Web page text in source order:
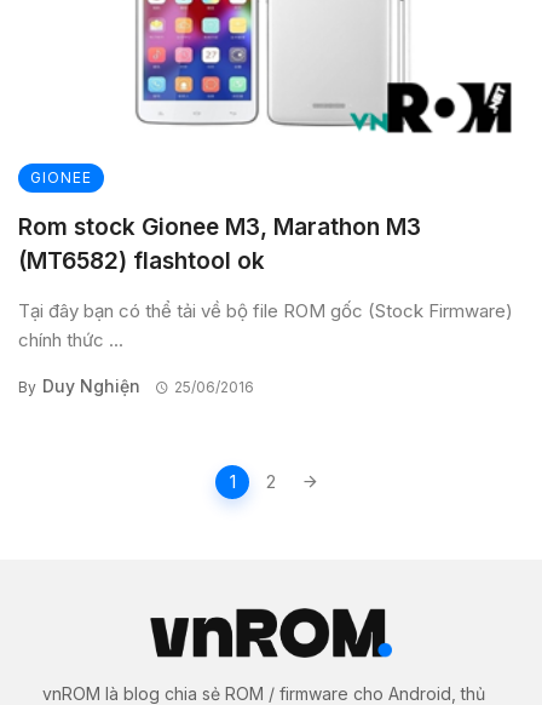
GIONEE
Rom stock Gionee M3, Marathon M3
(MT6582) flashtool ok
Tại đây bạn có thể tải về bộ file ROM gốc (Stock Firmware)
chính thức ...
By Duy Nghiện 25/06/2016
1 2
vnROM là blog chia sẻ ROM / firmware cho Android, thủ